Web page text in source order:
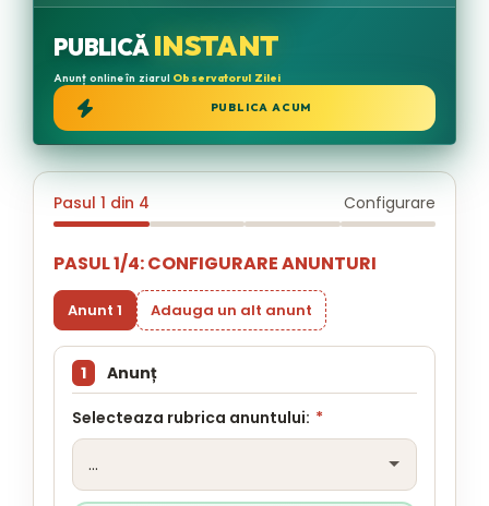
PUBLICĂINSTANT
Anunț online în ziarul Observatorul Zilei
PUBLICA ACUM
Pasul 1 din 4 Configurare
PASUL 1/4: CONFIGURARE ANUNTURI
Anunt 1 Adauga un alt anunt
1 Anunț
Selecteaza rubrica anuntului: *